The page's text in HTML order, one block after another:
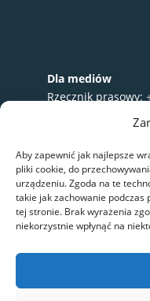
Aby zapewnić jak najlepsze
pliki cookie, do
urządzeniu. Zgoda na te
takie jak zachowanie
tej stronie. Brak wyrażenia
niekorzystnie wpłynąć na
Dla mediów
Rzecznik prasowy:
+48